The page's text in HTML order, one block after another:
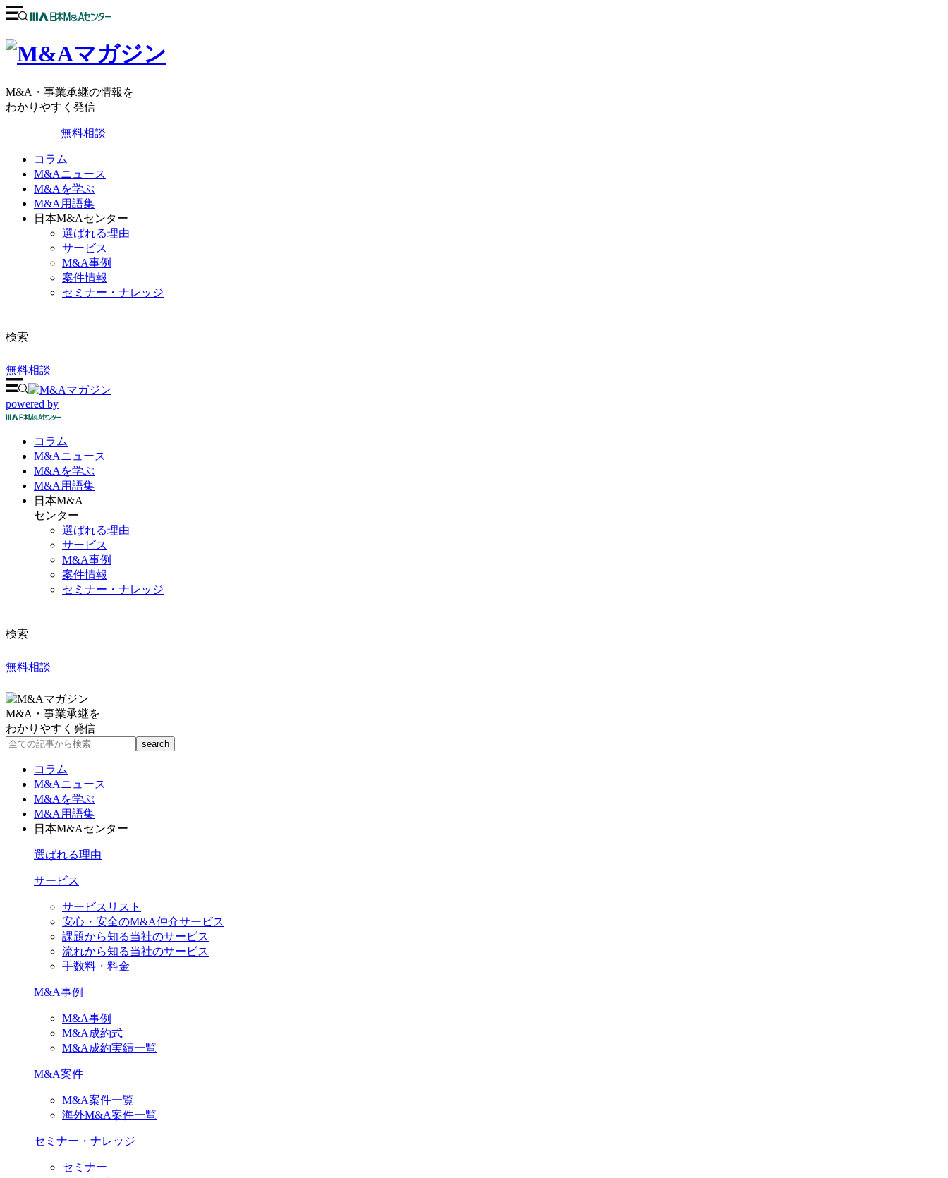
M&A・事業承継の情報を
わかりやすく発信
無料相談
コラム
M&Aニュース
M&Aを学ぶ
M&A用語集
日本M&Aセンター
選ばれる理由
サービス
M&A事例
案件情報
セミナー・ナレッジ
検索
無料相談
powered by
コラム
M&Aニュース
M&Aを学ぶ
M&A 用語集
日本M&A
センター
選ばれる理由
サービス
M&A事例
案件情報
セミナー・ナレッジ
検索
無料相談
M&A・事業承継を
わかりやすく発信
コラム
M&Aニュース
M&Aを学ぶ
M&A用語集
日本M&Aセンター
選ばれる理由
サービス
サービスリスト
安心・安全のM&A仲介サービス
課題から知る当社のサービス
流れから知る当社のサービス
手数料・料金
M&A事例
M&A事例
M&A成約式
M&A成約実績一覧
M&A案件
M&A案件一覧
海外M&A案件一覧
セミナー・ナレッジ
セミナー